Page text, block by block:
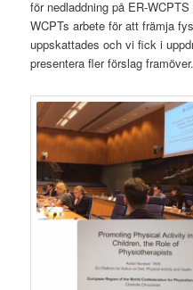
för nedladdning på ER-
WCPTs arbete för att främja
uppskattades och vi fick i
presentera fler förslag framöver.